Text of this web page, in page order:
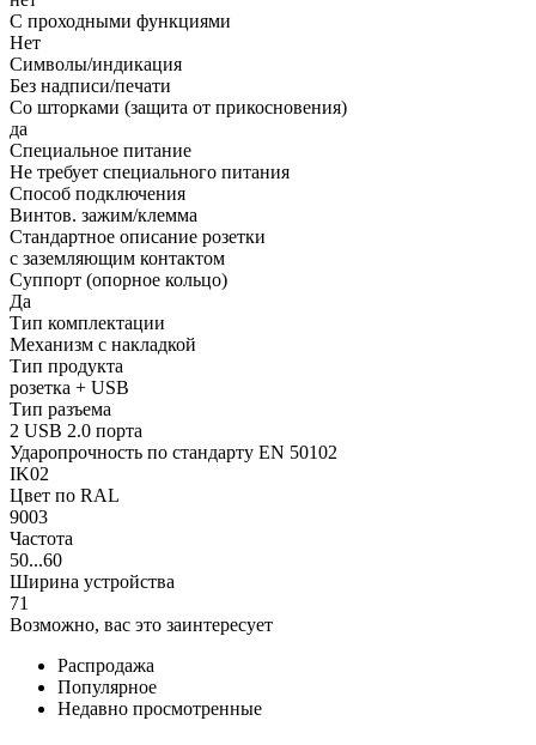
С проходными функциями
Нет
Символы/индикация
Без надписи/печати
Со шторками (защита от прикосновения)
да
Специальное питание
Не требует специального питания
Способ подключения
Винтов. зажим/клемма
Стандартное описание розетки
с заземляющим контактом
Суппорт (опорное кольцо)
Да
Тип комплектации
Механизм с накладкой
Тип продукта
розетка + USB
Тип разъема
2 USB 2.0 порта
Ударопрочность по стандарту EN 50102
IK02
Цвет по RAL
9003
Частота
50...60
Ширина устройства
71
Возможно, вас это заинтересует
Распродажа
Популярное
Недавно просмотренные